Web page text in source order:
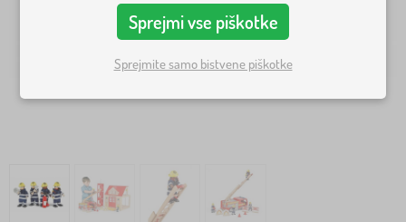
Sprejmi vse piškotke
Sprejmite samo bistvene piškotke